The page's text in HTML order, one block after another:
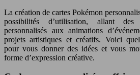
La création de cartes Pokémon
possibilités d’utilisation, allant
personnalisés aux animations
projets artistiques et créatifs. Voici
pour vous donner des idées et vous
forme d’expression créative.